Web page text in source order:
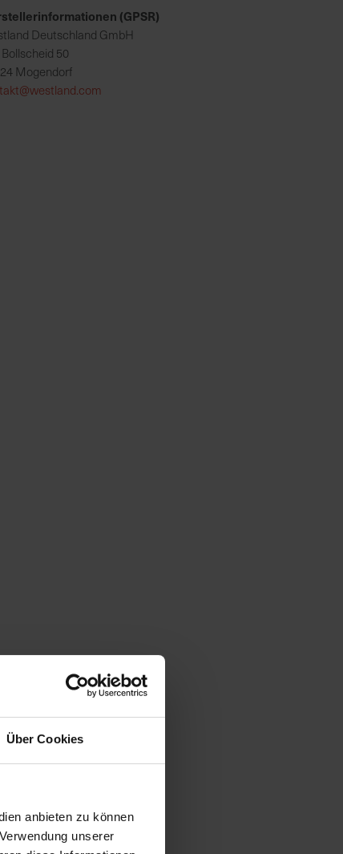
Über Cookies
anbieten zu können
unserer
(GPSR)
Deutschland GmbH
50
Mogendorf